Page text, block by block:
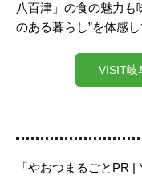
八百津」の食の魅力も
のある暮らし”を体感し
VISIT岐
「やおつまるごとPR